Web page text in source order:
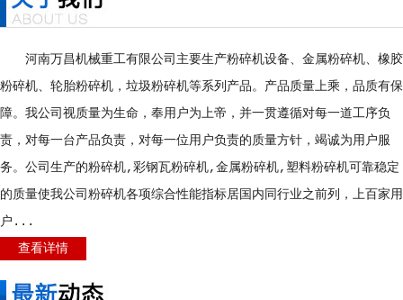
河南万昌机械重工有限公司主要生产粉碎机设备、金属粉碎机、橡胶
粉碎机、轮胎粉碎机，垃圾粉碎机等系列产品。产品质量上乘，品质有保
障。我公司视质量为生命，奉用户为上帝，并一贯遵循对每一道工序负
责，对每一台产品负责，对每一位用户负责的质量方针，竭诚为用户服
务。公司生产的粉碎机,彩钢瓦粉碎机,金属粉碎机,塑料粉碎机可靠稳定
的质量使我公司粉碎机各项综合性能指标居国内同行业之前列，上百家用
户...
查看详情